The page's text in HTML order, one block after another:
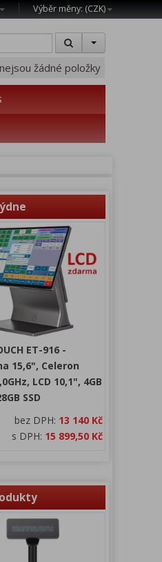
Výběr měny: (CZK)
žádné položky
ET-916 -
15,6", Celeron
LCD 10,1", 4GB
SSD
bez DPH: 13 140 Kč
s DPH: 15 899,50 Kč